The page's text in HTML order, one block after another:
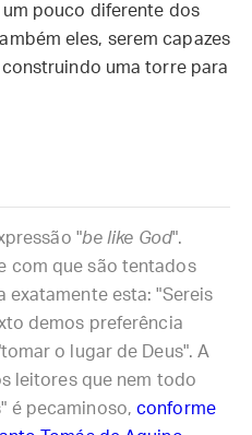
pouco diferente dos
eles, serem capazes
uma torre para
"be like God".
com que são tentados
exatamente esta: "Sereis
demos preferência
o lugar de Deus". A
leitores que nem todo
é pecaminoso,conforme